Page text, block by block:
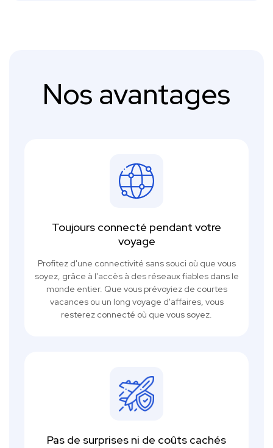
Nos avantages
Toujours connecté pendant votre
voyage
Profitez d'une connectivité sans souci où que vous
soyez, grâce à l'accès à des réseaux fiables dans le
monde entier. Que vous prévoyiez de courtes
vacances ou un long voyage d'affaires, vous
resterez connecté où que vous soyez.
Pas de surprises ni de coûts cachés